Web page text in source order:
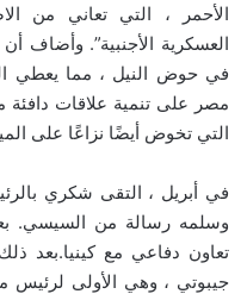
الأحمر ، التي تعاني من
العسكرية الأجنبية”. وأضاف
في حوض النيل ، مما يعطي
مصر على تنمية علاقات دافئة
التي تخوض أيضًا نزاعًا على
في أبريل ، التقى شكري
وسلمه رسالة من السيسي.
تعاون دفاعي مع كينيا.بعد
جيبوتي ، وهي الأولى